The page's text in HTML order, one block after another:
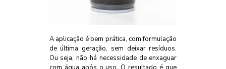
A aplicação é bem prática, com formulação
de última geração, sem deixar resíduos.
Ou seja, não há necessidade de enxaguar